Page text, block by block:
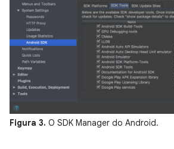
Figura 3. O SDK Manager do Android.